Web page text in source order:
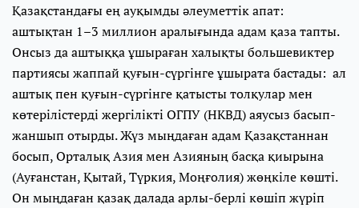
Қазақстандағы ең ауқымды әлеуметтік апат:
аштықтан 1–3 миллион аралығында адам қаза тапты.
Онсыз да аштыққа ұшыраған халықты большевиктер
партиясы жаппай қуғын-сүргінге ұшырата бастады: ал
аштық пен қуғын-сүргінге қатысты толқулар мен
көтерілістерді жергілікті ОГПУ (НКВД) аяусыз басып-
жаншып отырды. Жүз мыңдаған адам Қазақстаннан
босып, Орталық Азия мен Азияның басқа қиырына
(Ауғанстан, Қытай, Түркия, Моңғолия) жөңкіле көшті.
Он мыңдаған қазақ далада арлы-берлі көшіп жүріп